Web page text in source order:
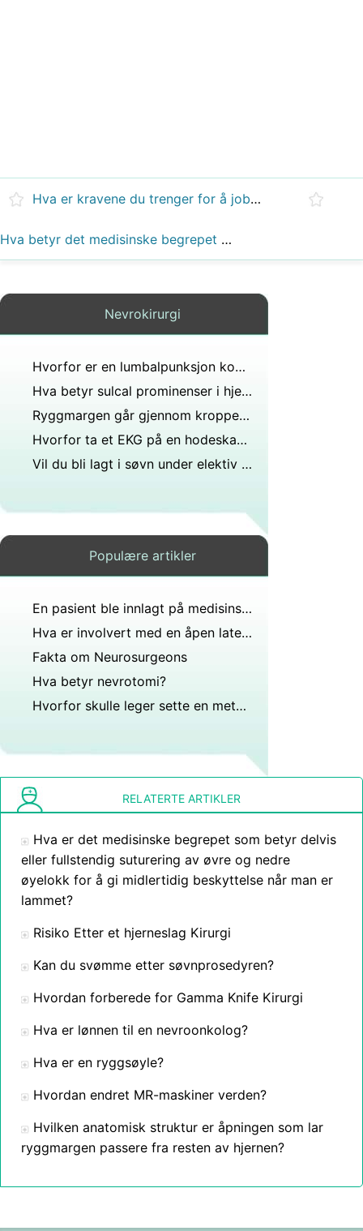
Hva er kravene du trenger for å jobbe på nevrologisk avdeling på et sykehus?
Hva betyr det medisinske begrepet hjernespesialist?
Nevrokirurgi
Hvorfor er en lumbalpunksjon kontraindisert hvis pasienten har hjerneabscess?
Hva betyr sulcal prominenser i hjernen til en 64-åring på en MR-rapport?
Ryggmargen går gjennom kroppen til hver ryggvirvel?
Hvorfor ta et EKG på en hodeskadepasient?
Vil du bli lagt i søvn under elektiv kirurgi?
Populære artikler
En pasient ble innlagt på medisinsk kirurgisk enhet med et hjerneslag som påvirket motoriske nevroner i pyramidebanen. Dette tapet av frivillig bevegelse hans venstre side.?
Hva er involvert med en åpen lateral frigjøring?
Fakta om Neurosurgeons
Hva betyr nevrotomi?
Hvorfor skulle leger sette en metallplate i hodet?
RELATERTE ARTIKLER
Hva er det medisinske begrepet som betyr delvis
eller fullstendig suturering av øvre og nedre
øyelokk for å gi midlertidig beskyttelse når man er
lammet?
Risiko Etter et hjerneslag Kirurgi
Kan du svømme etter søvnprosedyren?
Hvordan forberede for Gamma Knife Kirurgi
Hva er lønnen til en nevroonkolog?
Hva er en ryggsøyle?
Hvordan endret MR-maskiner verden?
Hvilken anatomisk struktur er åpningen som lar
ryggmargen passere fra resten av hjernen?